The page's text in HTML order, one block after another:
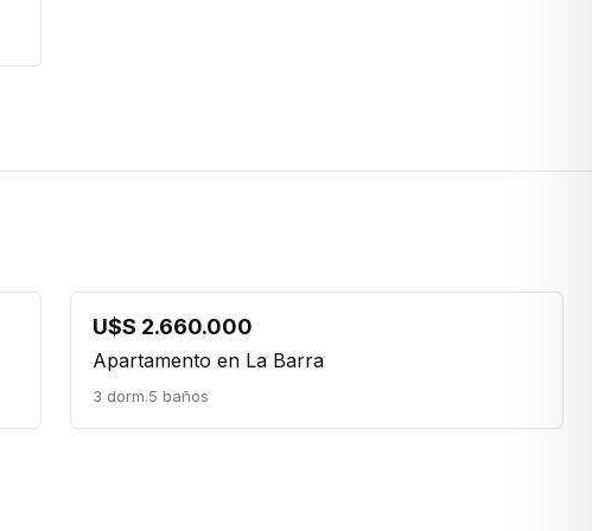
U$S 2.660.000
Apartamento en La Barra
3 dorm.5 baños